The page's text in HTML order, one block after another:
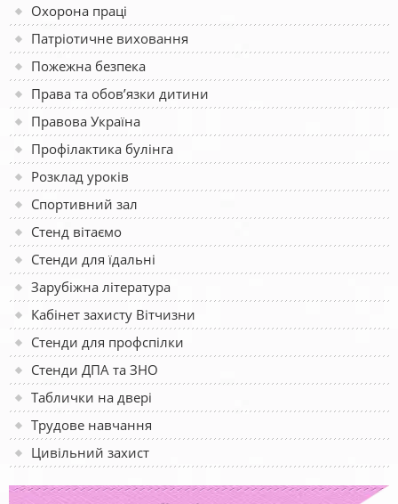
Охорона праці
Патріотичне виховання
Пожежна безпека
Права та обов’язки дитини
Правова Україна
Профілактика булінга
Розклад уроків
Спортивний зал
Стенд вітаємо
Стенди для їдальні
Зарубіжна література
Кабінет захисту Вітчизни
Стенди для профспілки
Стенди ДПА та ЗНО
Таблички на двері
Трудове навчання
Цивільний захист